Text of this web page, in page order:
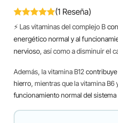
(1 Reseña)
⚡ Las vitaminas del complejo B
energético normal y al
nervioso, así como a disminuir el
Además, la vitamina B12
hierro, mientras que la vitamina
funcionamiento normal del